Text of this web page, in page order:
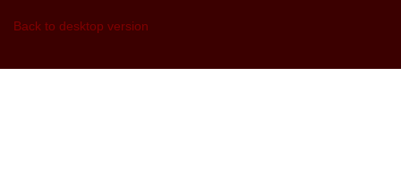
Back to desktop version